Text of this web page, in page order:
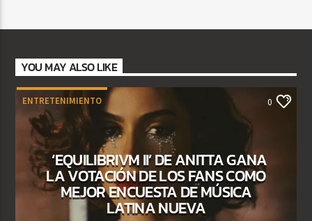
YOU MAY ALSO LIKE
ENTRETENIMIENTO 0
‘EQUILIBRIVM II’ DE ANITTA GANA
LA VOTACIÓN DE LOS FANS COMO
MEJOR ENCUESTA DE MÚSICA
LATINA NUEVA